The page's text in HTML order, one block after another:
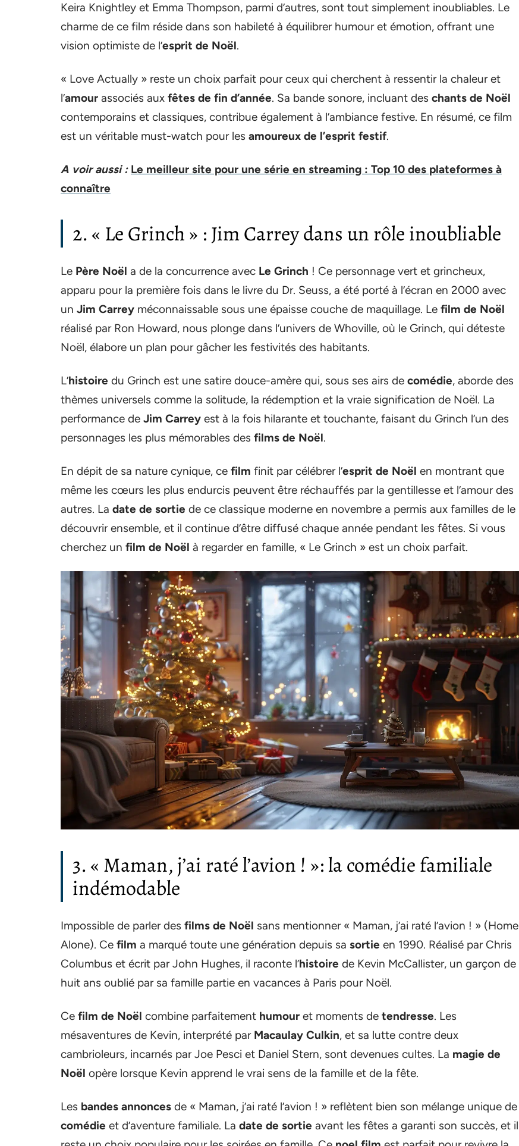
Keira Knightley et Emma Thompson, parmi d’autres, sont tout simplement inoubliables. Le
charme de ce film réside dans son habileté à équilibrer humour et émotion, offrant une
vision optimiste de l’esprit de Noël.
« Love Actually » reste un choix parfait pour ceux qui cherchent à ressentir la chaleur et
l’amour associés aux fêtes de fin d’année. Sa bande sonore, incluant des chants de Noël
contemporains et classiques, contribue également à l’ambiance festive. En résumé, ce film
est un véritable must-watch pour les amoureux de l’esprit festif.
A voir aussi : Le meilleur site pour une série en streaming : Top 10 des plateformes à
connaître
2. « Le Grinch » : Jim Carrey dans un rôle inoubliable
Le Père Noël a de la concurrence avec Le Grinch ! Ce personnage vert et grincheux,
apparu pour la première fois dans le livre du Dr. Seuss, a été porté à l’écran en 2000 avec
un Jim Carrey méconnaissable sous une épaisse couche de maquillage. Le film de Noël
réalisé par Ron Howard, nous plonge dans l’univers de Whoville, où le Grinch, qui déteste
Noël, élabore un plan pour gâcher les festivités des habitants.
L’histoire du Grinch est une satire douce-amère qui, sous ses airs de comédie, aborde des
thèmes universels comme la solitude, la rédemption et la vraie signification de Noël. La
performance de Jim Carrey est à la fois hilarante et touchante, faisant du Grinch l’un des
personnages les plus mémorables des films de Noël.
En dépit de sa nature cynique, ce film finit par célébrer l’esprit de Noël en montrant que
même les cœurs les plus endurcis peuvent être réchauffés par la gentillesse et l’amour des
autres. La date de sortie de ce classique moderne en novembre a permis aux familles de le
découvrir ensemble, et il continue d’être diffusé chaque année pendant les fêtes. Si vous
cherchez un film de Noël à regarder en famille, « Le Grinch » est un choix parfait.
3. « Maman, j’ai raté l’avion ! »: la comédie familiale
indémodable
Impossible de parler des films de Noël sans mentionner « Maman, j’ai raté l’avion ! » (Home
Alone). Ce film a marqué toute une génération depuis sa sortie en 1990. Réalisé par Chris
Columbus et écrit par John Hughes, il raconte l’histoire de Kevin McCallister, un garçon de
huit ans oublié par sa famille partie en vacances à Paris pour Noël.
Ce film de Noël combine parfaitement humour et moments de tendresse. Les
mésaventures de Kevin, interprété par Macaulay Culkin, et sa lutte contre deux
cambrioleurs, incarnés par Joe Pesci et Daniel Stern, sont devenues cultes. La magie de
Noël opère lorsque Kevin apprend le vrai sens de la famille et de la fête.
Les bandes annonces de « Maman, j’ai raté l’avion ! » reflètent bien son mélange unique de
comédie et d’aventure familiale. La date de sortie avant les fêtes a garanti son succès, et il